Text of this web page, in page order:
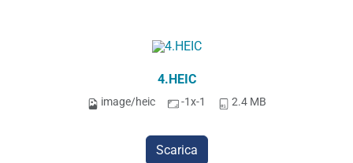
4.HEIC
image/heic -1x-1 2.4 MB
Scarica